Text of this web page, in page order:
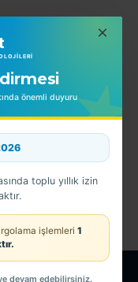
önemli duyuru
toplu yıllık izin
işlemleri 1
devam edebilirsiniz.